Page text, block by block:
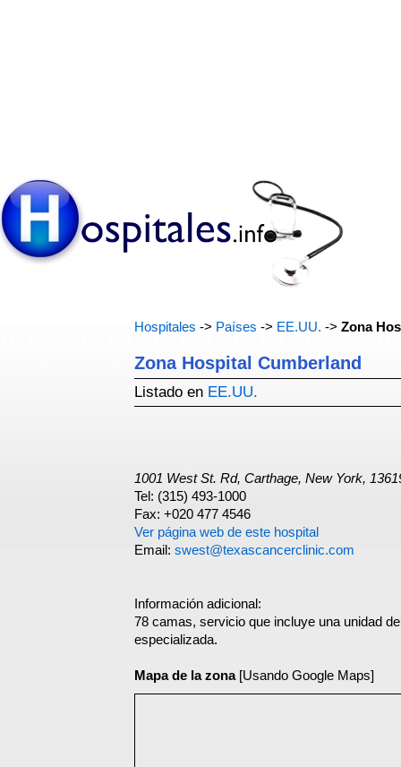
Hospitales -> Países -> EE.UU. -> Zona
Zona Hospital Cumberland
Listado en EE.UU.
1001 West St. Rd, Carthage, New York,
Tel: (315) 493-1000
Fax: +020 477 4546
Ver página web de este hospital
Email: swest@texascancerclinic.com
Información adicional:
78 camas, servicio que incluye una unidad
especializada.
Mapa de la zona[Usando Google Maps]